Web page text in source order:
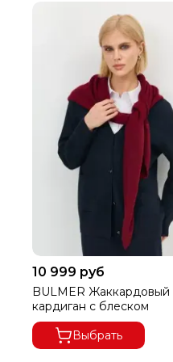
В ГОРОДА
10 999 руб
BULMER Жаккардовый
кардиган с блеском
Выбрать